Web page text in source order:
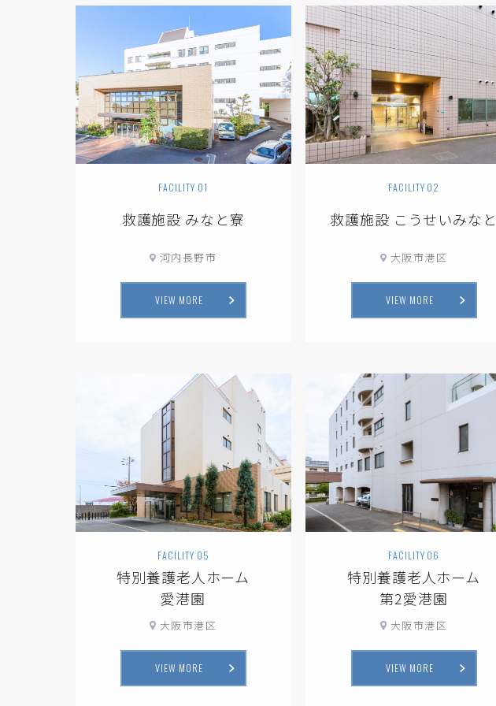
FACILITY 01
救護施設 みなと寮
河内長野市
VIEW MORE
FACILITY 02
救護施設 こうせいみなと
大阪市港区
VIEW MORE
FACILITY 05
特別養護老人ホーム
愛港園
大阪市港区
VIEW MORE
FACILITY 06
特別養護老人ホーム
第2愛港園
大阪市港区
VIEW MORE